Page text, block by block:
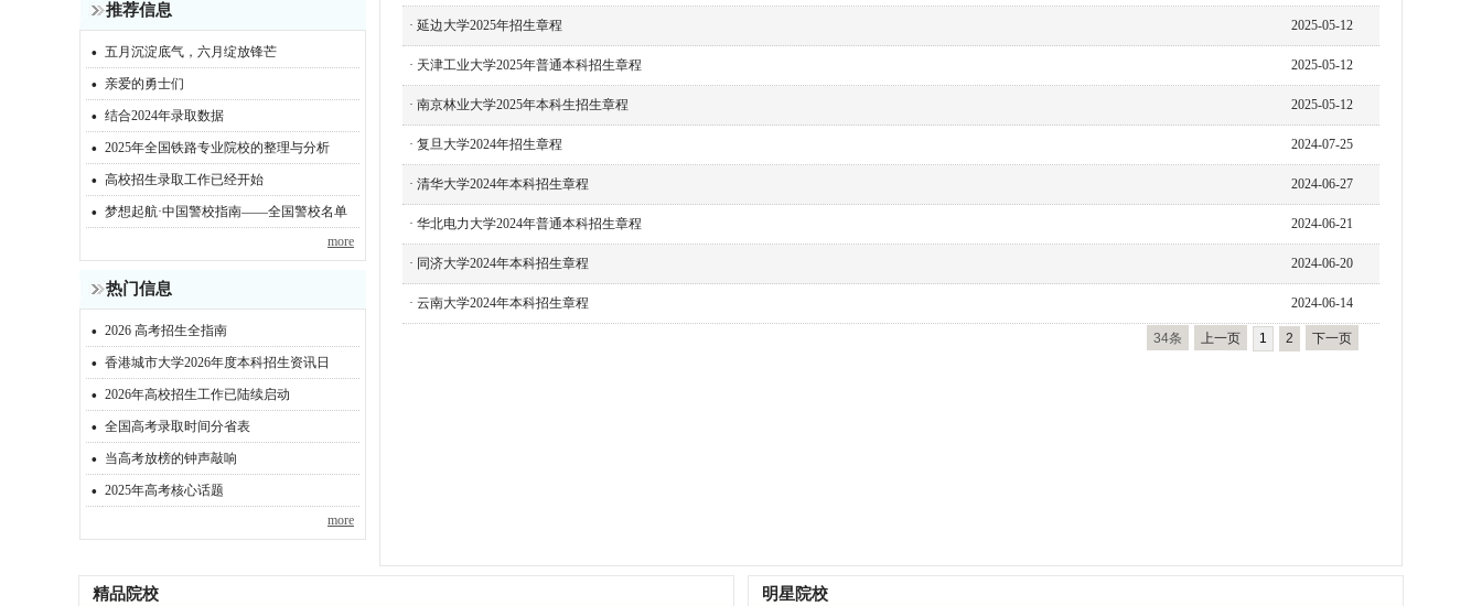
推荐信息
· 五月沉淀底气，六月绽放锋芒
· 亲爱的勇士们
· 结合2024年录取数据
· 2025年全国铁路专业院校的整理与分析
· 高校招生录取工作已经开始
· 梦想起航·中国警校指南——全国警校名单
more
热门信息
· 2026 高考招生全指南
· 香港城市大学2026年度本科招生资讯日
· 2026年高校招生工作已陆续启动
· 全国高考录取时间分省表
· 当高考放榜的钟声敲响
· 2025年高考核心话题
more
· 延边大学2025年招生章程 2025-05-12
· 天津工业大学2025年普通本科招生章程 2025-05-12
· 南京林业大学2025年本科生招生章程 2025-05-12
· 复旦大学2024年招生章程 2024-07-25
· 清华大学2024年本科招生章程 2024-06-27
· 华北电力大学2024年普通本科招生章程 2024-06-21
· 同济大学2024年本科招生章程 2024-06-20
· 云南大学2024年本科招生章程 2024-06-14
34条 上一页 1 2 下一页
精品院校 明星院校